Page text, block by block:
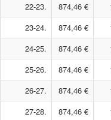
22-23.
874,46 €
23-24.
874,46 €
24-25.
874,46 €
25-26.
874,46 €
26-27.
874,46 €
27-28.
874,46 €